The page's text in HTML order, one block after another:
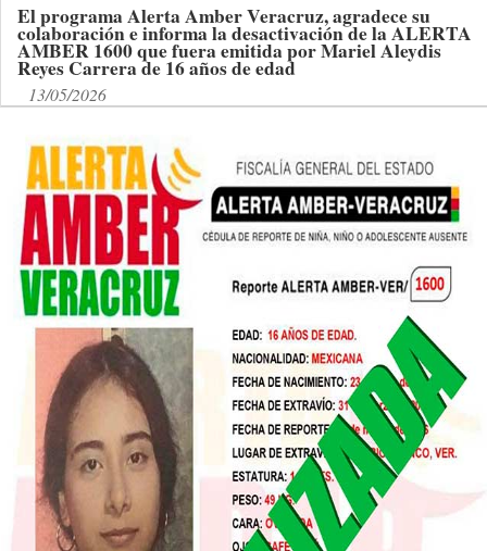
El programa Alerta Amber Veracruz, agradece su
colaboración e informa la desactivación de la ALERTA
AMBER 1600 que fuera emitida por Mariel Aleydis
Reyes Carrera de 16 años de edad
13/05/2026